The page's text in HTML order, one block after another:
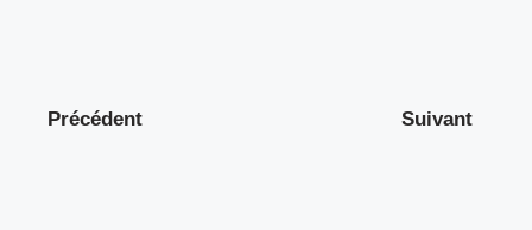
Précédent Suivant